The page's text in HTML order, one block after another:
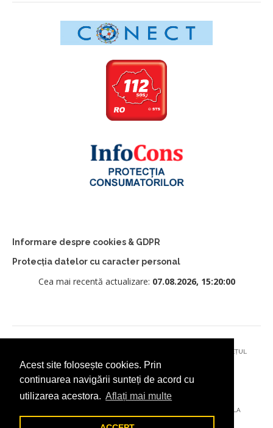
Acest site folosește cookies. Prin
continuarea navigării sunteți de acord cu
utilizarea acestora. Aflați mai multe
Informare despre cookies & GDPR
Protecția datelor cu caracter personal
Cea mai recentă actualizare: 07.08.2026, 15:20:00
© 2026 - PRIMĂRIA MUNICIPIULUI CÂMPULUNG MOLDOVENESC, JUDEȚUL
SUCEAVA
AȚI ÎNTÂMPINAT O PROBLEMĂ TEHNICĂ? TRIMITEȚI-NE UN EMAIL LA
DIGITAL@ADDICTAD.RO